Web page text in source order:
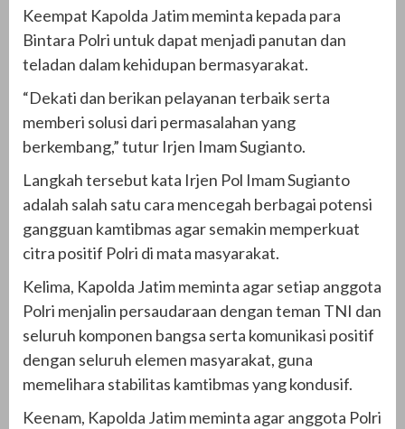
Keempat Kapolda Jatim meminta kepada para
Bintara Polri untuk dapat menjadi panutan dan
teladan dalam kehidupan bermasyarakat.
“Dekati dan berikan pelayanan terbaik serta
memberi solusi dari permasalahan yang
berkembang,” tutur Irjen Imam Sugianto.
Langkah tersebut kata Irjen Pol Imam Sugianto
adalah salah satu cara mencegah berbagai potensi
gangguan kamtibmas agar semakin memperkuat
citra positif Polri di mata masyarakat.
Kelima, Kapolda Jatim meminta agar setiap anggota
Polri menjalin persaudaraan dengan teman TNI dan
seluruh komponen bangsa serta komunikasi positif
dengan seluruh elemen masyarakat, guna
memelihara stabilitas kamtibmas yang kondusif.
Keenam, Kapolda Jatim meminta agar anggota Polri